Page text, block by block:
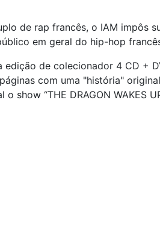
de rap francês, o IAM impôs
em geral do hip-hop
edição de colecionador 4 CD +
com uma "história"
o show “THE DRAGON